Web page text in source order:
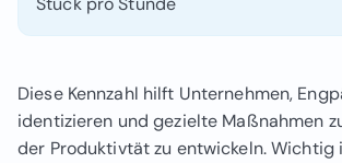
Diese Kennzahl hilft Unternehmen,
identizieren und gezielte Maßnahmen
der Produktivtät zu entwickeln. Wichtig